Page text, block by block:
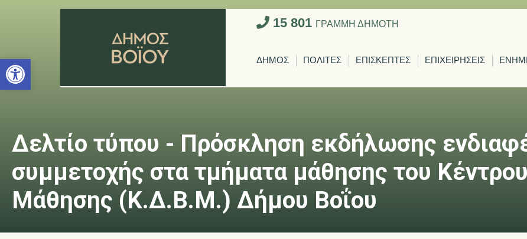
Ανοίξτε τη γραμμή εργαλείων
15 801 ΓΡΑΜΜΗ ΔΗΜΟΤΗ
ΔΗΜΟΣ ΠΟΛΙΤΕΣ ΕΠΙΣΚΕΠΤΕΣ ΕΠΙΧΕΙΡΗΣΕΙΣ
Δελτίο τύπου - Πρόσκληση εκδήλωσης
συμμετοχής στα τμήματα μάθησης του
Μάθησης (Κ.Δ.Β.Μ.) Δήμου Βοΐου